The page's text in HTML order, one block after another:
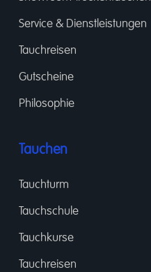
Service & Dienstleistungen
Tauchreisen
Gutscheine
Philosophie
Tauchen
Tauchturm
Tauchschule
Tauchkurse
Tauchreisen